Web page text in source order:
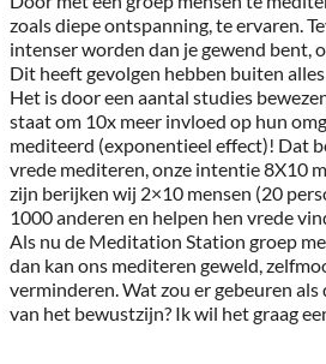
zoals diepe ontspanning, te ervaren.
intenser worden dan je gewend bent,
Dit heeft gevolgen hebben buiten
Het is door een aantal studies
staat om 10x meer invloed op hun
mediteerd (exponentieel effect)! Dat
vrede mediteren, onze intentie 8X10
zijn berijken wij 2×10 mensen (20
1000 anderen en helpen hen vrede
Als nu de Meditation Station groep
dan kan ons mediteren geweld,
verminderen. Wat zou er gebeuren
van het bewustzijn? Ik wil het graag